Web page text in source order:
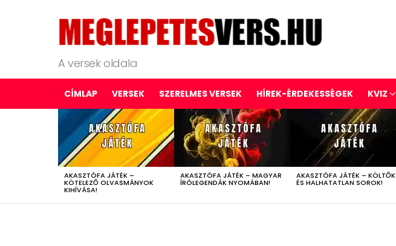
A versek oldala
CÍMLAP VERSEK SZERELMES VERSEK HÍREK-ÉRDEKESSÉGEK KVIZ
LATEST
STORIES
AKASZTÓFA JÁTÉK –
KÖTELEZŐ OLVASMÁNYOK
KIHÍVÁSA!
AKASZTÓFA JÁTÉK – MAGYAR
ÍRÓLEGENDÁK NYOMÁBAN!
AKASZTÓFA JÁTÉK – KÖLTŐK
ÉS HALHATATLAN SOROK!